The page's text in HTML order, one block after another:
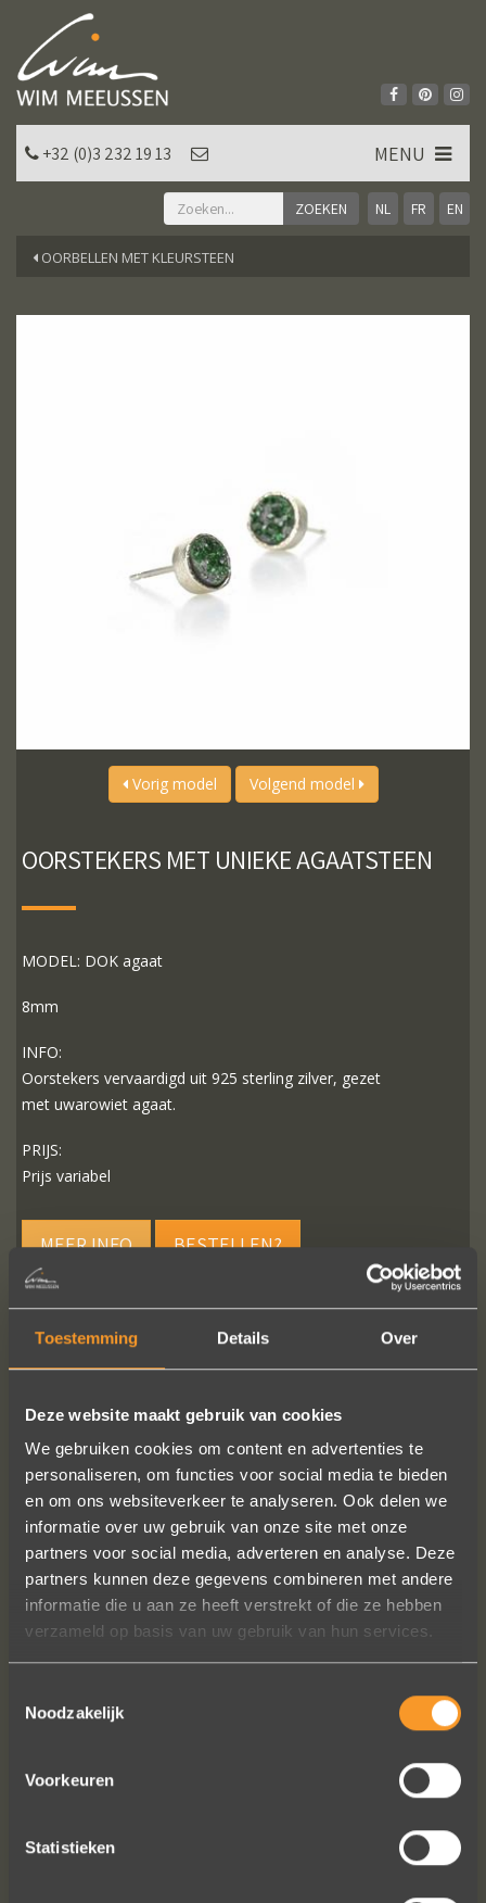
Toestemming Details Over
Deze website maakt gebruik van cookies
We gebruiken cookies om content en advertenties te
personaliseren, om functies voor social media te bieden
en om ons websiteverkeer te analyseren. Ook delen we
informatie over uw gebruik van onze site met onze
partners voor social media, adverteren en analyse. Deze
partners kunnen deze gegevens combineren met andere
informatie die u aan ze heeft verstrekt of die ze hebben
verzameld op basis van uw gebruik van hun services.
Noodzakelijk
Voorkeuren
Statistieken
NL FR EN
+32 (0)3 232 19 13 MENU
OORBELLEN MET KLEURSTEEN
Vorig model Volgend model
OORSTEKERS MET UNIEKE AGAATSTEEN
MODEL: DOK agaat
8mm
INFO:
Oorstekers vervaardigd uit 925 sterling zilver, gezet
met uwarowiet agaat.
PRIJS:
Prijs variabel
MEER INFO BESTELLEN?
VOLG ONS OP SOCIALE MEDIA
Wat een prachtige ervaring ! Heel
professioneel team, persoonlijk en
warm onthaal, verzorgde service,